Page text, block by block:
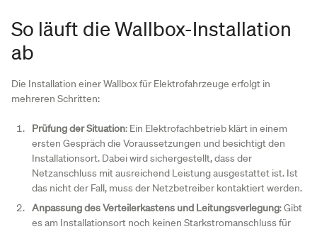
So läuft die Wallbox-Installation
ab
Die Installation einer Wallbox für Elektrofahrzeuge erfolgt in
mehreren Schritten:
Prüfung der Situation: Ein Elektrofachbetrieb klärt in einem
ersten Gespräch die Voraussetzungen und besichtigt den
Installationsort. Dabei wird sichergestellt, dass der
Netzanschluss mit ausreichend Leistung ausgestattet ist. Ist
das nicht der Fall, muss der Netzbetreiber kontaktiert werden.
Anpassung des Verteilerkastens und Leitungsverlegung: Gibt
es am Installationsort noch keinen Starkstromanschluss für